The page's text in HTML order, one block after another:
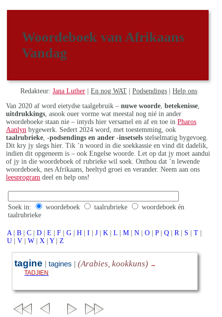
Woordeboek van Afrikaans
Vandag
Redakteur:Jana Luther |En nog WAT |Podsendings |Help ons
Van 2020 af word eietydse taalgebruik –nuwe woorde ,betekenisse
uitdrukkings , asook ouer vorme wat meestal nog nié in ander
woordeboeke staan nie – intyds hier versamel en af en toe inPharos
Aanlyn bygewerk. Sedert 2024 word, met toestemming, ook
taalrubrieke ,-podsendings en ander -insetsels stelselmatig bygevoeg.
Dit kry jy slegs hier. Tik ’n woord in die soekkassie en vind dit dadelik,
indien dit opgeneem is – ook Engelse woorde. Let op dat jy moet aandui
of jy in die woordeboek of rubrieke wil soek. Onthou dat ’n lewende
woordeboek, nes Afrikaans, heeltyd groei en verander. Neem aan ons
leesprogram deel en help ons!
Soek in: woordeboek taalrubrieke
woordeboek én
taalrubrieke
A | B | C | D | E | F | G | H | I | J | K | L | M | N | O | P | Q | R | S | T |
U | V | W | X | Y | Z
tagine |tagines | (Arabies, kookkuns) →
TADJIEN